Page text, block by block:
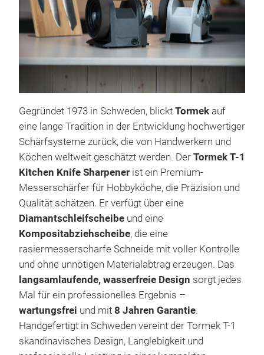
Gegründet 1973 in Schweden, blickt Tormek auf
eine lange Tradition in der Entwicklung hochwertiger
Schärfsysteme zurück, die von Handwerkern und
Köchen weltweit geschätzt werden. Der Tormek T-1
Kitchen Knife Sharpener ist ein Premium-
Messerschärfer für Hobbyköche, die Präzision und
Qualität schätzen. Er verfügt über eine
Diamantschleifscheibe und eine
Kompositabziehscheibe, die eine
rasiermesserscharfe Schneide mit voller Kontrolle
und ohne unnötigen Materialabtrag erzeugen. Das
langsamlaufende, wasserfreie Design sorgt jedes
Mal für ein professionelles Ergebnis –
wartungsfrei und mit 8 Jahren Garantie.
Handgefertigt in Schweden vereint der Tormek T-1
skandinavisches Design, Langlebigkeit und